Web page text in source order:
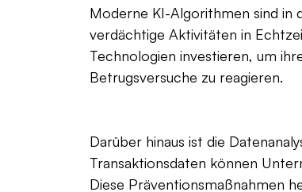
Moderne KI-Algorithmen sind in
verdächtige Aktivitäten in
Technologien investieren, um
Betrugsversuche zu reagieren.
Darüber hinaus ist die
Transaktionsdaten können
Diese Präventionsmaßnahmen